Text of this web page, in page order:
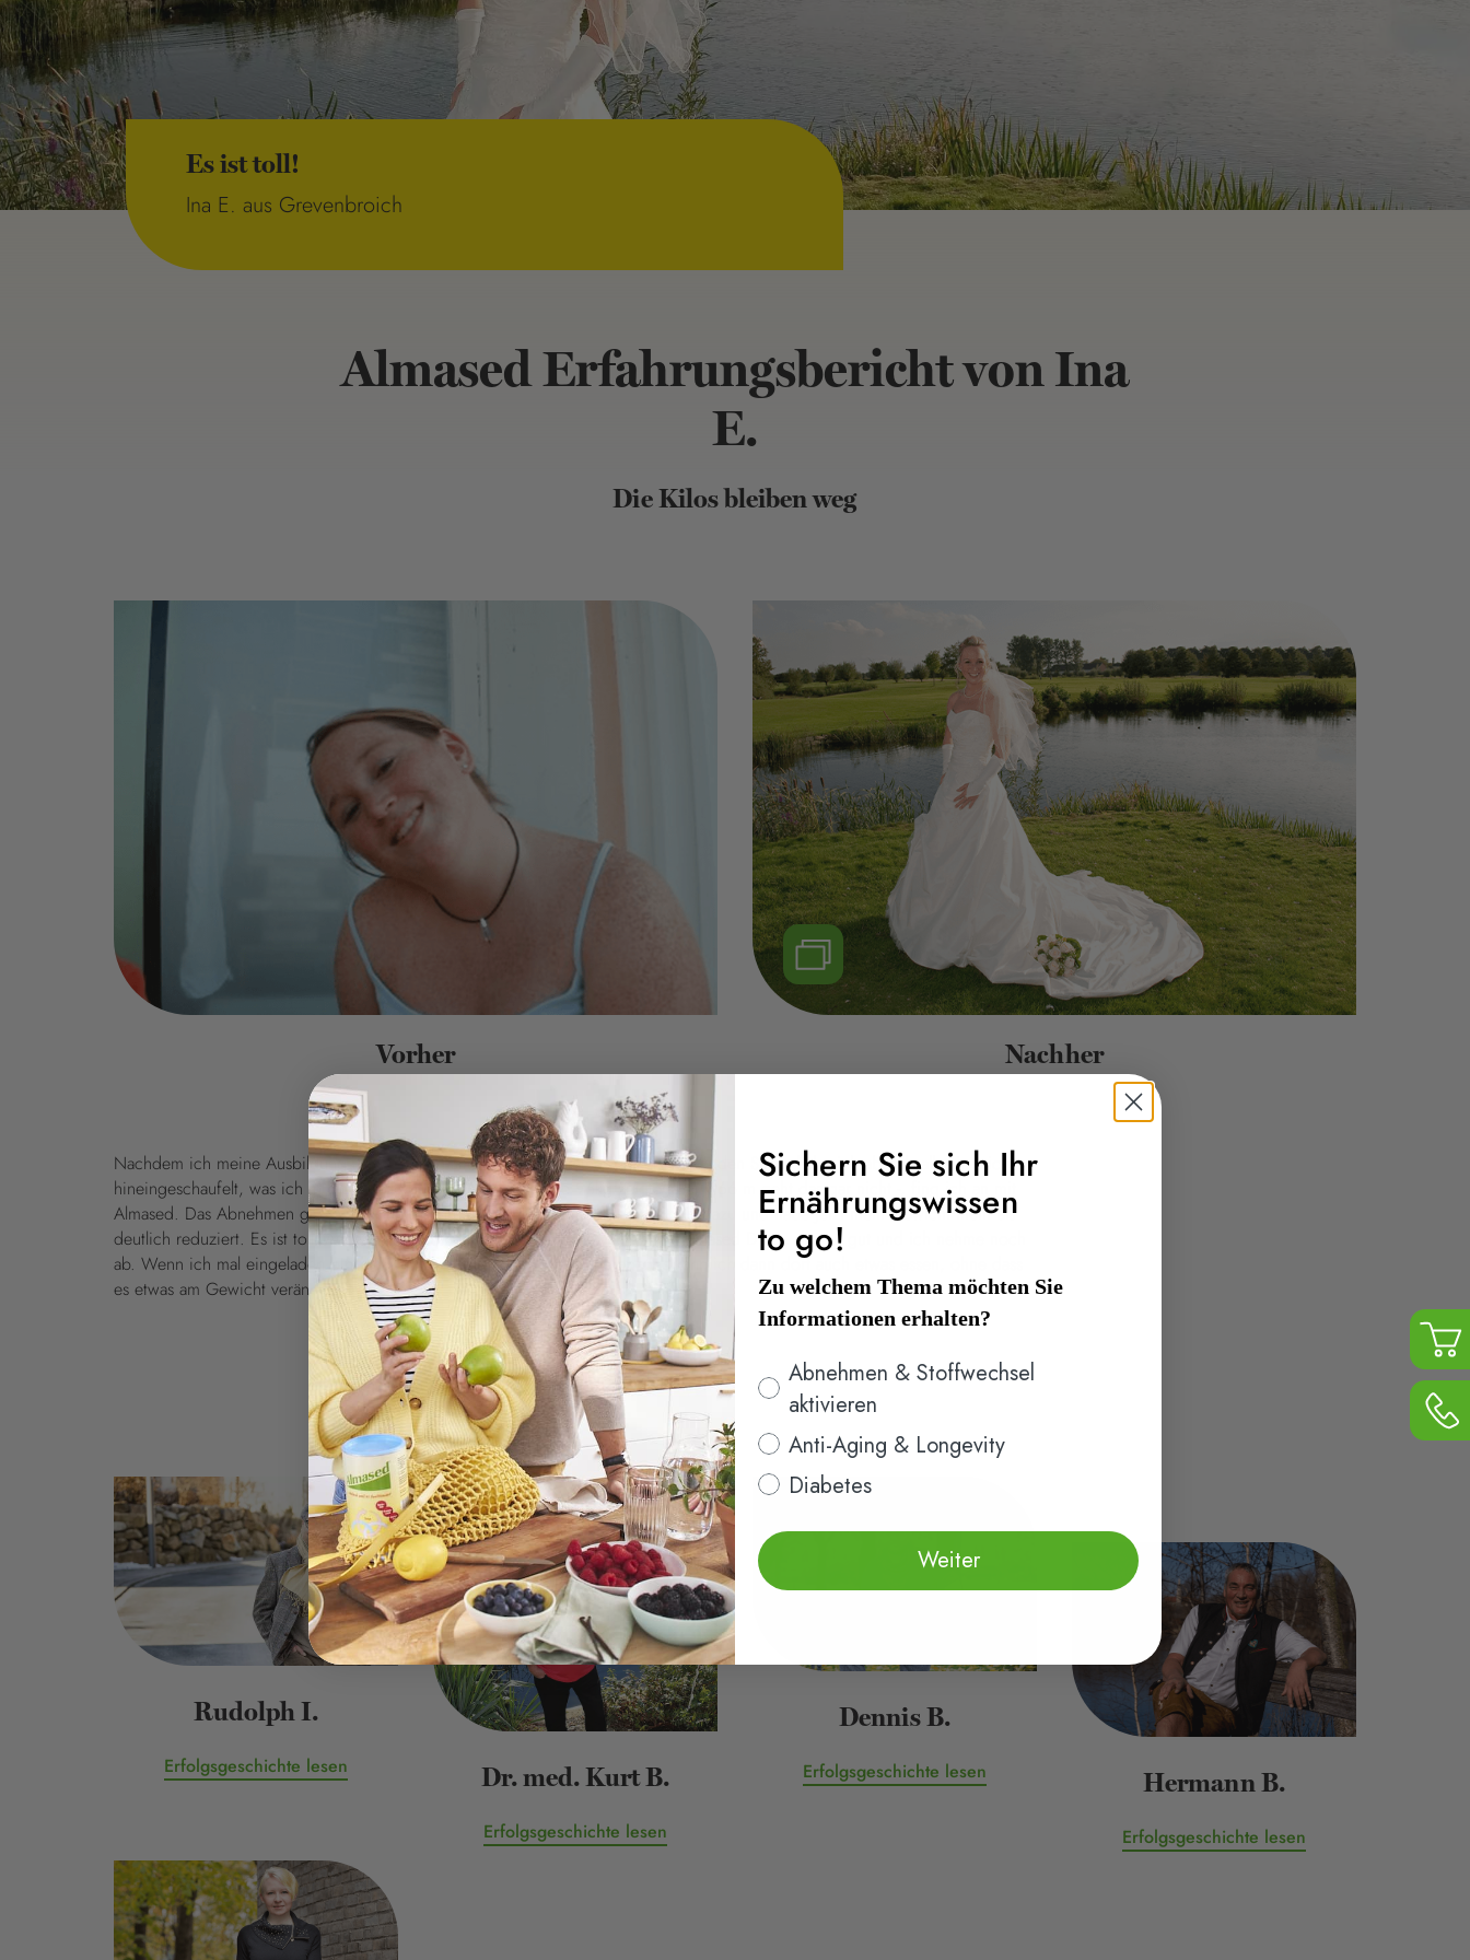
Es ist toll!
Ina E. aus Grevenbroich
Almased Erfahrungsbericht von Ina
E.
Die Kilos bleiben weg
Vorher Nachher
Nachdem ich meine Ausbildung angefangen hatte, wurde ich immer dicker. Durch den Stress habe ich abends alles in mich
hineingeschaufelt, was ich in die Hände bekam. Als die Waage 96kg zeigte - bei 1,66 m geht das gar nicht -, fing ich an mit
Almased. Das Abnehmen ging wahnsinnig schnell. Später machte ich noch Sport dazu und habe jetzt mein Gewicht mehr als
deutlich reduziert. Es ist toll! Auch jetzt noch nehme ich abends oft nur einen Almased Drink, das tut gut und ich nehme noch
ab. Wenn ich mal eingeladen bin, nehme ich vorher einen Drink und abends kann ich dann dort auch etwas essen, ohne dass
es etwas am Gewicht verändert.
Rudolph I.
Erfolgsgeschichte lesen Dr. med. Kurt B.
Erfolgsgeschichte lesen
Dennis B.
Erfolgsgeschichte lesen Hermann B.
Erfolgsgeschichte lesen
Sichern Sie sich Ihr
Ernährungswissen
to go!
Zu welchem Thema möchten Sie
Informationen erhalten?
Interesse
Abnehmen & Stoffwechsel
aktivieren
Anti-Aging & Longevity
Diabetes
Weiter